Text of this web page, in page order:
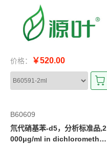
价格： ￥520.00
B60609
氘代硝基苯-d5，分析标准品,2
000μg/ml in dichloromethan